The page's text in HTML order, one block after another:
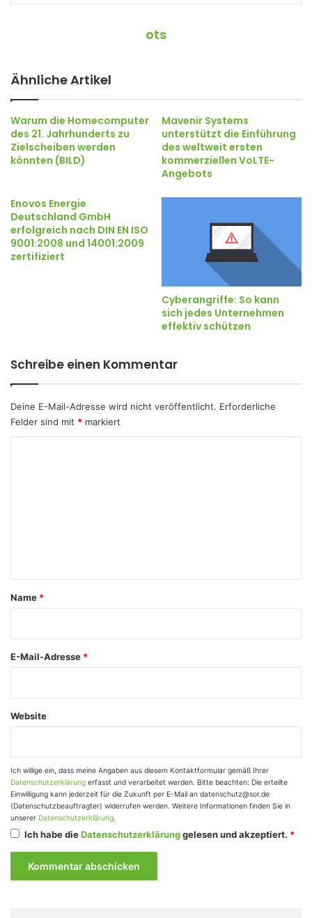
ots
Ähnliche Artikel
Warum die Homecomputer
des 21. Jahrhunderts zu
Zielscheiben werden
könnten (BILD)
Mavenir Systems
unterstützt die Einführung
des weltweit ersten
kommerziellen VoLTE-
Angebots
Enovos Energie
Deutschland GmbH
erfolgreich nach DIN EN ISO
9001:2008 und 14001:2009
zertifiziert
Cyberangriffe: So kann
sich jedes Unternehmen
effektiv schützen
Schreibe einen Kommentar
Deine E-Mail-Adresse wird nicht veröffentlicht. Erforderliche
Felder sind mit * markiert
a
Name *
E-Mail-Adresse *
Website
Ich willige ein, dass meine Angaben aus diesem Kontaktformular gemäß Ihrer
Datenschutzerklärung erfasst und verarbeitet werden. Bitte beachten: Die erteilte
Einwilligung kann jederzeit für die Zukunft per E-Mail an datenschutz@sor.de
(Datenschutzbeauftragter) widerrufen werden. Weitere Informationen finden Sie in
unserer Datenschutzerklärung.
Ich habe dieDatenschutzerklärunggelesen und akzeptiert. *